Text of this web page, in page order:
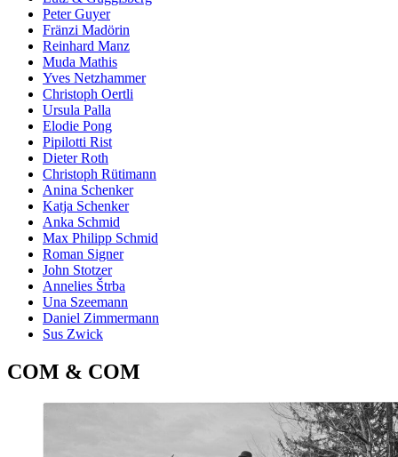
Peter Guyer
Fränzi Madörin
Reinhard Manz
Muda Mathis
Yves Netzhammer
Christoph Oertli
Ursula Palla
Elodie Pong
Pipilotti Rist
Dieter Roth
Christoph Rütimann
Anina Schenker
Katja Schenker
Anka Schmid
Max Philipp Schmid
Roman Signer
John Stotzer
Annelies Štrba
Una Szeemann
Daniel Zimmermann
Sus Zwick
COM & COM